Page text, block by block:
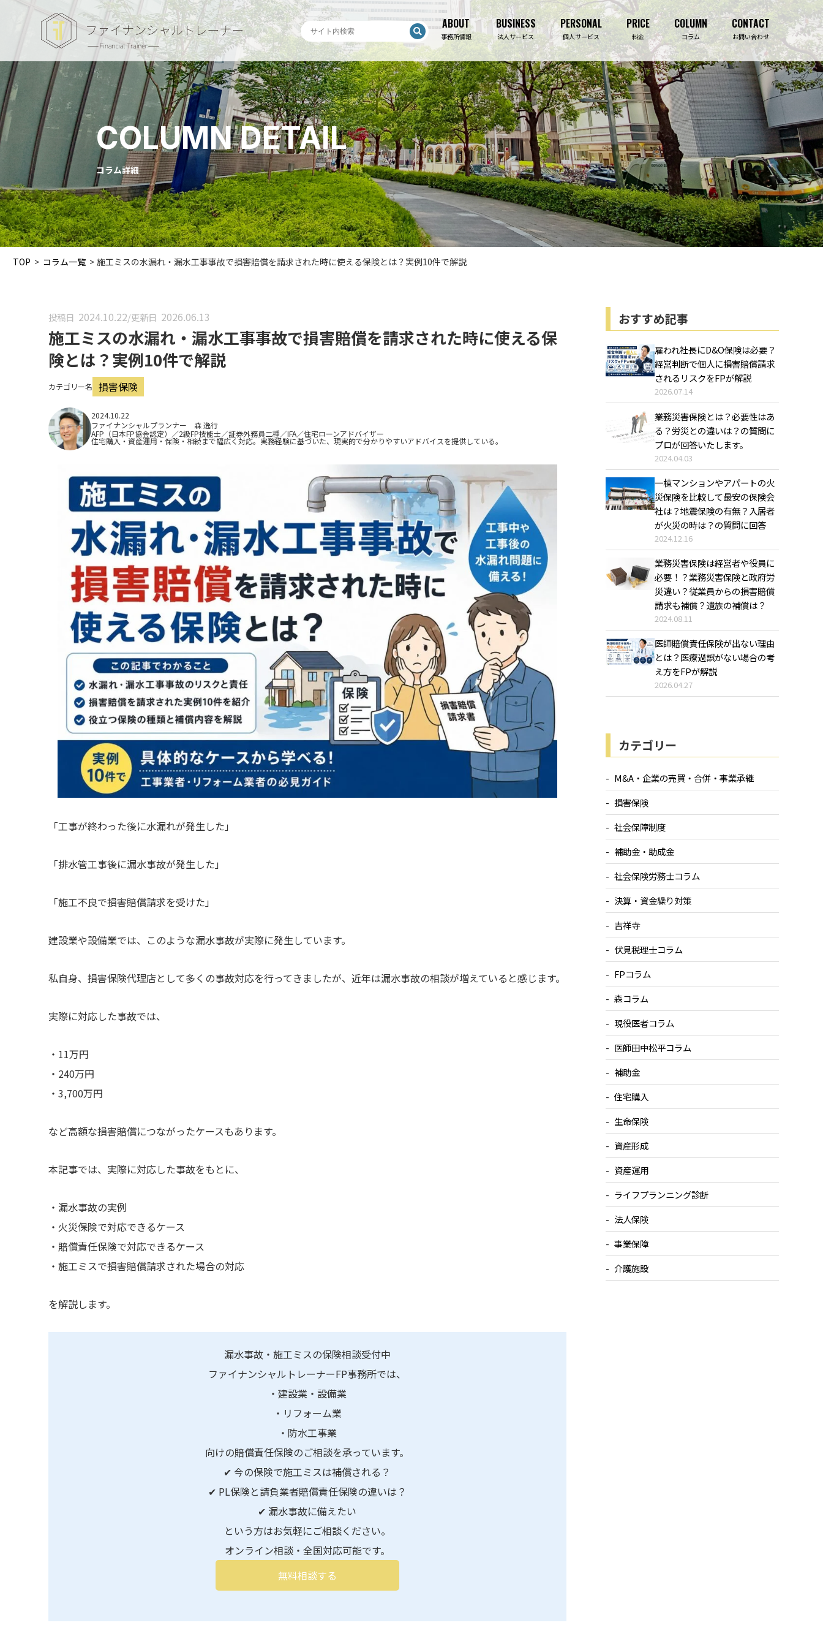
ABOUT
ABOUT
事務所情報
吉祥寺事務所
BUSINESS
BUSINESS
法人サービス
事業保障コンサルティング
決算・資金繰り対策
法人保険コンサルティング
損害保険
福利厚生導入コンサルティング
補助金・助成金サポート
PERSONAL
PERSONAL
個人サービス
ライフプランニング診断
生命保険相談
住宅購入相談
資産形成相談
介護施設紹介
セミナー・研修
PRICE
PRICE
料金
COLUMN
COLUMN
コラム
CONTACT
CONTACT
お問い合わせ
COLUMN DETAIL
コラム詳細
TOP > コラム一覧 > 施工ミスの水漏れ・漏水工事事故で損害賠償を請求された時に使える保険とは？実例10件で解説
投稿日 2024.10.22/更新日 2026.06.13
施工ミスの水漏れ・漏水工事事故で損害賠償を請求された時に使える保
険とは？実例10件で解説
カテゴリー名 損害保険
2024.10.22
ファイナンシャルプランナー 森 逸行
AFP（日本FP協会認定）／2級FP技能士／証券外務員二種／IFA／住宅ローンアドバイザー
住宅購入・資産運用・保険・相続まで幅広く対応。実務経験に基づいた、現実的で分かりやすいアドバイスを提供している。
「工事が終わった後に水漏れが発生した」
「排水管工事後に漏水事故が発生した」
「施工不良で損害賠償請求を受けた」
建設業や設備業では、このような漏水事故が実際に発生しています。
私自身、損害保険代理店として多くの事故対応を行ってきましたが、近年は漏水事故の相談が増えていると感じます。
実際に対応した事故では、
・11万円
・240万円
・3,700万円
など高額な損害賠償につながったケースもあります。
本記事では、実際に対応した事故をもとに、
・漏水事故の実例
・火災保険で対応できるケース
・賠償責任保険で対応できるケース
・施工ミスで損害賠償請求された場合の対応
を解説します。
漏水事故・施工ミスの保険相談受付中
ファイナンシャルトレーナーFP事務所では、
・建設業・設備業
・リフォーム業
・防水工事業
向けの賠償責任保険のご相談を承っています。
✔ 今の保険で施工ミスは補償される？
✔ PL保険と請負業者賠償責任保険の違いは？
✔ 漏水事故に備えたい
という方はお気軽にご相談ください。
オンライン相談・全国対応可能です。
無料相談する
おすすめ記事
雇われ社長にD&O保険は必要？
経営判断で個人に損害賠償請求
されるリスクをFPが解説
2026.07.14
業務災害保険とは？必要性はあ
る？労災との違いは？の質問に
プロが回答いたします。
2024.04.03
一棟マンションやアパートの火
災保険を比較して最安の保険会
社は？地震保険の有無？入居者
が火災の時は？の質問に回答
2024.12.16
業務災害保険は経営者や役員に
必要！？業務災害保険と政府労
災違い？従業員からの損害賠償
請求も補償？遺族の補償は？
2024.08.11
医師賠償責任保険が出ない理由
とは？医療過誤がない場合の考
え方をFPが解説
2026.04.27
カテゴリー
M&A・企業の売買・合併・事業承継
損害保険
社会保障制度
補助金・助成金
社会保険労務士コラム
決算・資金繰り対策
吉祥寺
伏見税理士コラム
FPコラム
森コラム
現役医者コラム
医師田中松平コラム
補助金
住宅購入
生命保険
資産形成
資産運用
ライフプランニング診断
法人保険
事業保障
介護施設